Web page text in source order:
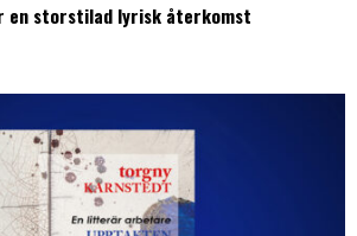
en storstilad lyrisk återkomst